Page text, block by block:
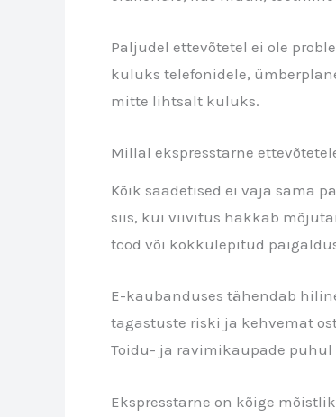
Paljudel ettevõtetel ei ole
kuluks telefonidele,
mitte lihtsalt kuluks.
Millal ekspresstarne
Kõik saadetised ei vaja sama
siis, kui viivitus hakkab
tööd või kokkulepitud
E-kaubanduses tähendab
tagastuste riski ja kehvemat
Toidu- ja ravimikaupade
Ekspresstarne on kõige